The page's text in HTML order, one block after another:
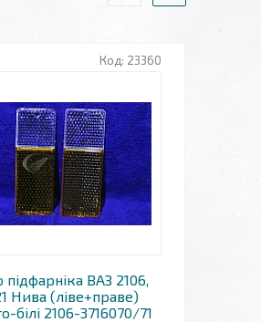
23360
підфарніка ВАЗ 2106,
Нива (ліве+праве)
білі 2106-3716070/71